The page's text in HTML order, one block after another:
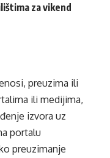
za vikend
preuzima ili
ili medijima,
izvora uz
portalu
preuzimanje